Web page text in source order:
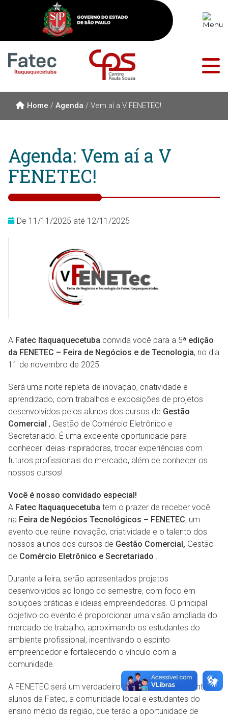
Home / Agenda / Vem aí a V FENETEC!
Agenda: Vem aí a V
FENETEC!
De 11/11/2025 até 12/11/2025
A Fatec Itaquaquecetuba convida você para a 5ª edição
da FENETEC – Feira de Negócios e de Tecnologia, no dia
11 de novembro de 2025
Será uma noite repleta de inovação, criatividade e
aprendizado, com trabalhos e exposições de projetos
desenvolvidos pelos alunos dos cursos de Gestão
Comercial , Gestão de Comércio Eletrônico e
Secretariado. É uma excelente oportunidade para
conhecer ideias inspiradoras, trocar experiências com
futuros profissionais do mercado, além de conhecer os
nossos cursos!
Você é nosso convidado especial!
A Fatec Itaquaquecetuba tem o prazer de receber você
na Feira de Negócios Tecnológicos – FENETEC, um
evento que reúne inovação, criatividade e o talento dos
nossos alunos dos cursos de Gestão Comercial, Gestão
de Comércio Eletrônico e Secretariado .
Durante a feira, serão apresentados projetos
desenvolvidos ao longo do semestre, com foco em
soluções práticas e ideias empreendedoras. O principal
objetivo do evento é proporcionar uma visão ampliada do
mercado de trabalho, aproximando os estudantes do
ambiente profissional, incentivando o espírito
empreendedor e fortalecendo o vínculo com a
comunidade.
A FENETEC será um verdadeiro ponto de encontro entre
alunos da Fatec, a comunidade local e estudantes do
ensino médio da região, que terão a oportunidade de